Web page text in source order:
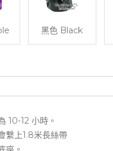
黑色 Black
10-12 小時。
繫上1.8米長絲帶